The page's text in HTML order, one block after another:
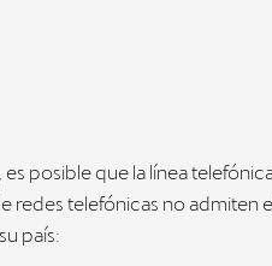
posible que la línea
telefónicas no admiten
país: